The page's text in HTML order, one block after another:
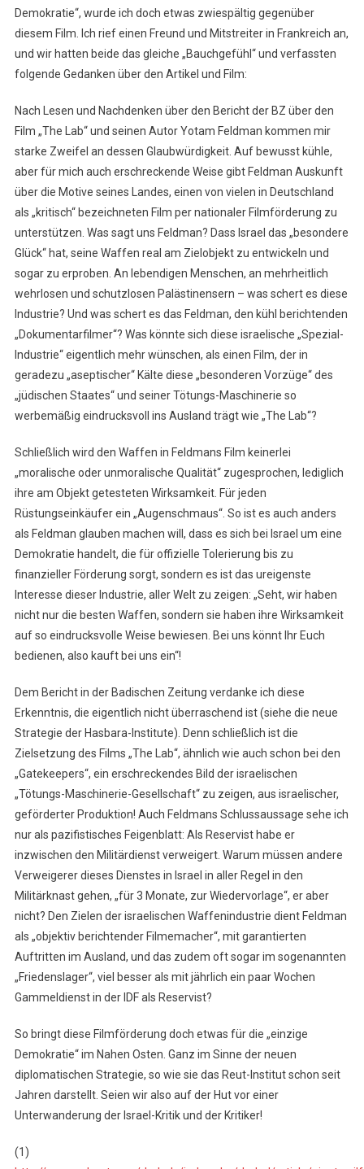
Demokratie“, wurde ich doch etwas zwiespältig gegenüber
diesem Film. Ich rief einen Freund und Mitstreiter in Frankreich an,
und wir hatten beide das gleiche „Bauchgefühl“ und verfassten
folgende Gedanken über den Artikel und Film:
Nach Lesen und Nachdenken über den Bericht der BZ über den
Film „The Lab“ und seinen Autor Yotam Feldman kommen mir
starke Zweifel an dessen Glaubwürdigkeit. Auf bewusst kühle,
aber für mich auch erschreckende Weise gibt Feldman Auskunft
über die Motive seines Landes, einen von vielen in Deutschland
als „kritisch“ bezeichneten Film per nationaler Filmförderung zu
unterstützen. Was sagt uns Feldman? Dass Israel das „besondere
Glück“ hat, seine Waffen real am Zielobjekt zu entwickeln und
sogar zu erproben. An lebendigen Menschen, an mehrheitlich
wehrlosen und schutzlosen Palästinensern – was schert es diese
Industrie? Und was schert es das Feldman, den kühl berichtenden
„Dokumentarfilmer“? Was könnte sich diese israelische „Spezial-
Industrie“ eigentlich mehr wünschen, als einen Film, der in
geradezu „aseptischer“ Kälte diese „besonderen Vorzüge“ des
„jüdischen Staates“ und seiner Tötungs-Maschinerie so
werbemäßig eindrucksvoll ins Ausland trägt wie „The Lab“?
Schließlich wird den Waffen in Feldmans Film keinerlei
„moralische oder unmoralische Qualität“ zugesprochen, lediglich
ihre am Objekt getesteten Wirksamkeit. Für jeden
Rüstungseinkäufer ein „Augenschmaus“. So ist es auch anders
als Feldman glauben machen will, dass es sich bei Israel um eine
Demokratie handelt, die für offizielle Tolerierung bis zu
finanzieller Förderung sorgt, sondern es ist das ureigenste
Interesse dieser Industrie, aller Welt zu zeigen: „Seht, wir haben
nicht nur die besten Waffen, sondern sie haben ihre Wirksamkeit
auf so eindrucksvolle Weise bewiesen. Bei uns könnt Ihr Euch
bedienen, also kauft bei uns ein“!
Dem Bericht in der Badischen Zeitung verdanke ich diese
Erkenntnis, die eigentlich nicht überraschend ist (siehe die neue
Strategie der Hasbara-Institute). Denn schließlich ist die
Zielsetzung des Films „The Lab“, ähnlich wie auch schon bei den
„Gatekeepers“, ein erschreckendes Bild der israelischen
„Tötungs-Maschinerie-Gesellschaft“ zu zeigen, aus israelischer,
geförderter Produktion! Auch Feldmans Schlussaussage sehe ich
nur als pazifistisches Feigenblatt: Als Reservist habe er
inzwischen den Militärdienst verweigert. Warum müssen andere
Verweigerer dieses Dienstes in Israel in aller Regel in den
Militärknast gehen, „für 3 Monate, zur Wiedervorlage“, er aber
nicht? Den Zielen der israelischen Waffenindustrie dient Feldman
als „objektiv berichtender Filmemacher“, mit garantierten
Auftritten im Ausland, und das zudem oft sogar im sogenannten
„Friedenslager“, viel besser als mit jährlich ein paar Wochen
Gammeldienst in der IDF als Reservist?
So bringt diese Filmförderung doch etwas für die „einzige
Demokratie“ im Nahen Osten. Ganz im Sinne der neuen
diplomatischen Strategie, so wie sie das Reut-Institut schon seit
Jahren darstellt. Seien wir also auf der Hut vor einer
Unterwanderung der Israel-Kritik und der Kritiker!
(1)